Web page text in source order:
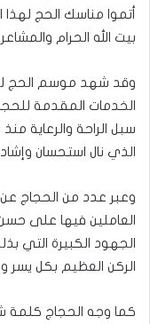
أتموا مناسك الحج لهذا
بيت الله الحرام
وقد شهد موسم الحج
الخدمات المقدمة
سبل الراحة والرعاية
الذي نال استحسان
وعبر عدد من الحجاج
العاملين فيها على
الجهود الكبيرة التي
الركن العظيم بكل يسر
كما وجه الحجاج كلمة